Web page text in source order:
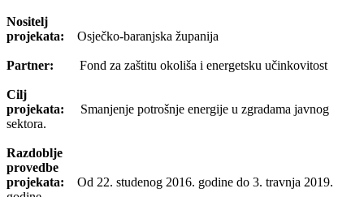
Nositelj
projekata: Osječko-baranjska županija
Partner: Fond za zaštitu okoliša i energetsku učinkovitost
Cilj
projekata: Smanjenje potrošnje energije u zgradama javnog
sektora.
Razdoblje
provedbe
projekata: Od 22. studenog 2016. godine do 3. travnja 2019.